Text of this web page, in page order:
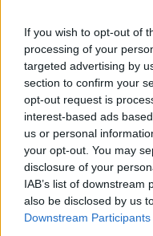
If you wish to opt-out of
processing of your
targeted advertising by
section to confirm your
opt-out request is
interest-based ads
us or personal
your opt-out. You may
disclosure of your
IAB’s list of
also be disclosed by us
Downstream Participants
ez nem lesz kis
korábban
Bullban is, és
a Premier
szezonban.
elképesztő belső
nagyon komoly
meccsek során.
technikával,
nagyon nehéz